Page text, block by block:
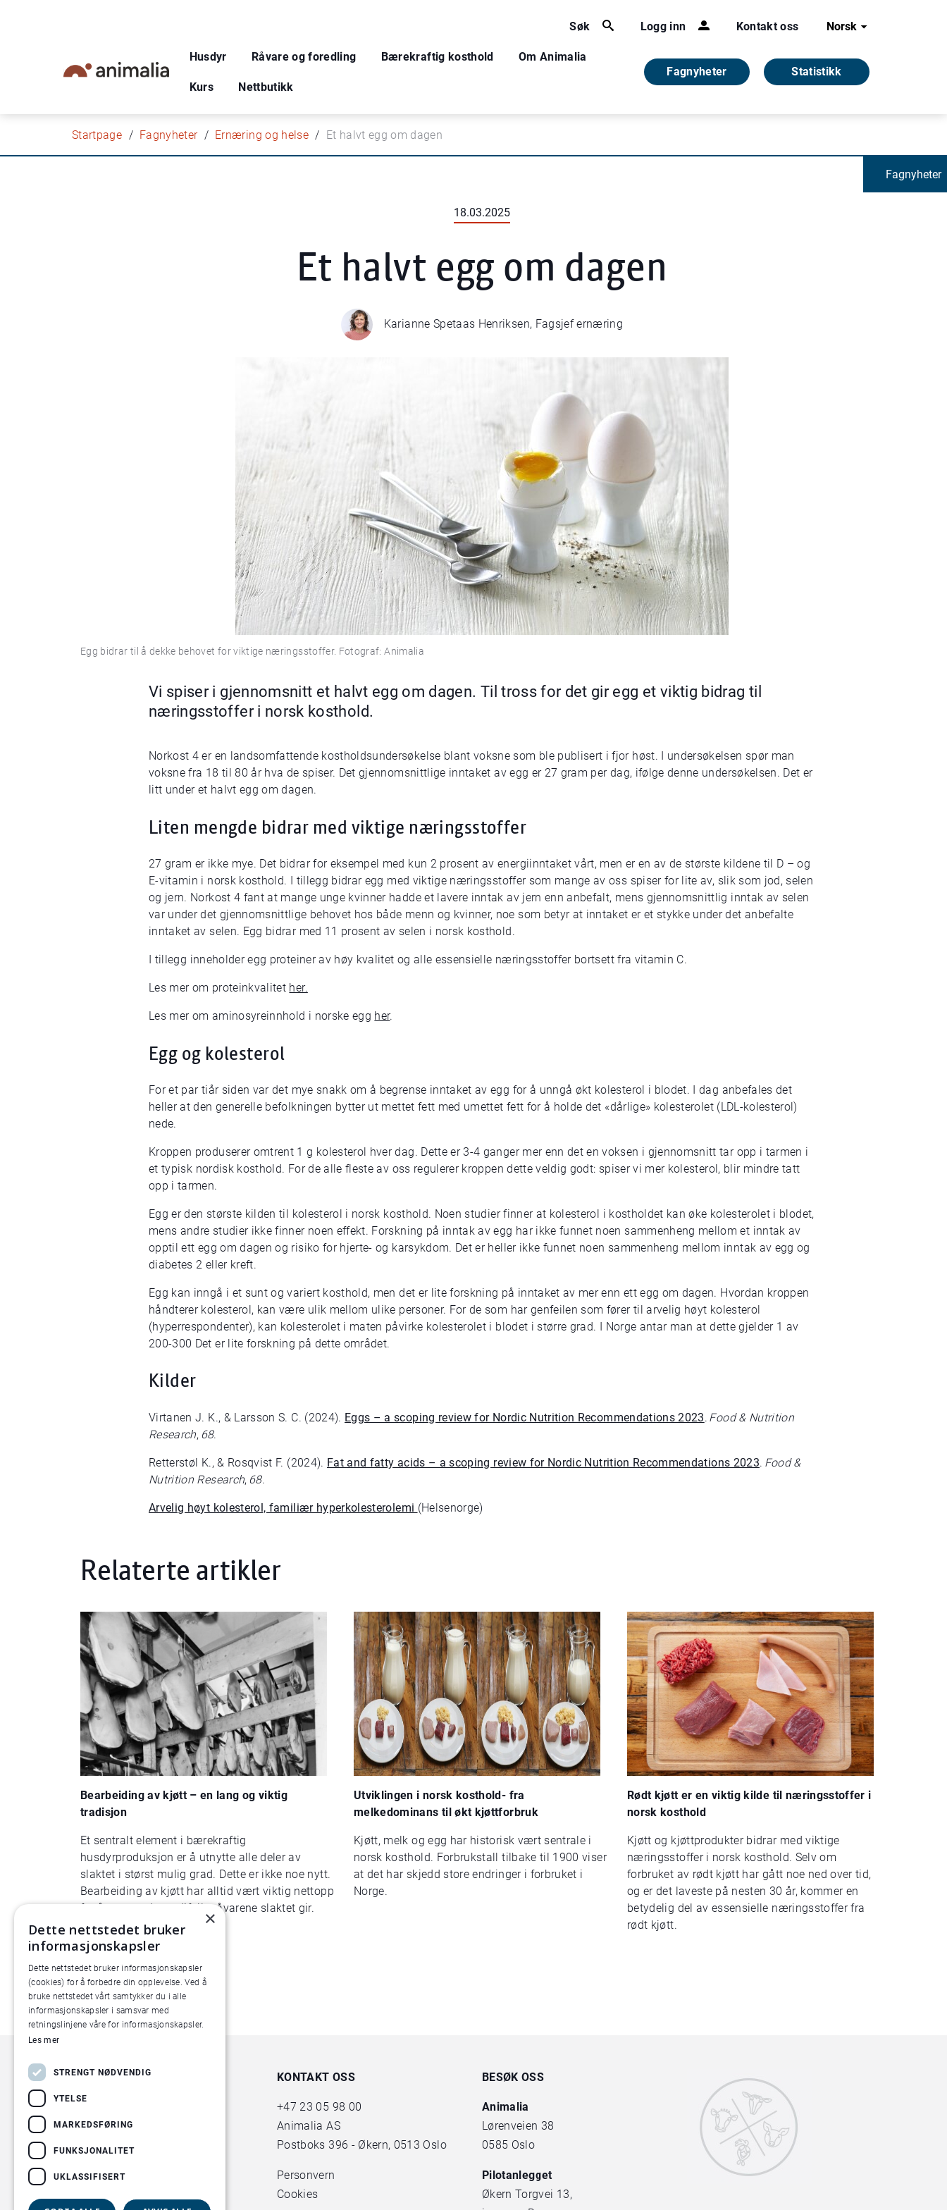
Søk Logg inn Kontakt oss Norsk
Husdyr Råvare og foredling Bærekraftig kosthold Om Animalia
Kurs Nettbutikk
Fagnyheter Statistikk
Startpage Fagnyheter Ernæring og helse Et halvt egg om dagen
Fagnyheter
18.03.2025
Et halvt egg om dagen
Karianne Spetaas Henriksen, Fagsjef ernæring
Egg bidrar til å dekke behovet for viktige næringsstoffer. Fotograf: Animalia
Vi spiser i gjennomsnitt et halvt egg om dagen. Til tross for det gir egg et viktig bidrag til
næringsstoffer i norsk kosthold.
Norkost 4 er en landsomfattende kostholdsundersøkelse blant voksne som ble publisert i fjor høst. I undersøkelsen spør man
voksne fra 18 til 80 år hva de spiser. Det gjennomsnittlige inntaket av egg er 27 gram per dag, ifølge denne undersøkelsen. Det er
litt under et halvt egg om dagen.
Liten mengde bidrar med viktige næringsstoffer
27 gram er ikke mye. Det bidrar for eksempel med kun 2 prosent av energiinntaket vårt, men er en av de største kildene til D – og
E-vitamin i norsk kosthold. I tillegg bidrar egg med viktige næringsstoffer som mange av oss spiser for lite av, slik som jod, selen
og jern. Norkost 4 fant at mange unge kvinner hadde et lavere inntak av jern enn anbefalt, mens gjennomsnittlig inntak av selen
var under det gjennomsnittlige behovet hos både menn og kvinner, noe som betyr at inntaket er et stykke under det anbefalte
inntaket av selen. Egg bidrar med 11 prosent av selen i norsk kosthold.
I tillegg inneholder egg proteiner av høy kvalitet og alle essensielle næringsstoffer bortsett fra vitamin C.
Les mer om proteinkvalitet her.
Les mer om aminosyreinnhold i norske egg her.
Egg og kolesterol
For et par tiår siden var det mye snakk om å begrense inntaket av egg for å unngå økt kolesterol i blodet. I dag anbefales det
heller at den generelle befolkningen bytter ut mettet fett med umettet fett for å holde det «dårlige» kolesterolet (LDL-kolesterol)
nede.
Kroppen produserer omtrent 1 g kolesterol hver dag. Dette er 3-4 ganger mer enn det en voksen i gjennomsnitt tar opp i tarmen i
et typisk nordisk kosthold. For de alle fleste av oss regulerer kroppen dette veldig godt: spiser vi mer kolesterol, blir mindre tatt
opp i tarmen.
Egg er den største kilden til kolesterol i norsk kosthold. Noen studier finner at kolesterol i kostholdet kan øke kolesterolet i blodet,
mens andre studier ikke finner noen effekt. Forskning på inntak av egg har ikke funnet noen sammenheng mellom et inntak av
opptil ett egg om dagen og risiko for hjerte- og karsykdom. Det er heller ikke funnet noen sammenheng mellom inntak av egg og
diabetes 2 eller kreft.
Egg kan inngå i et sunt og variert kosthold, men det er lite forskning på inntaket av mer enn ett egg om dagen. Hvordan kroppen
håndterer kolesterol, kan være ulik mellom ulike personer. For de som har genfeilen som fører til arvelig høyt kolesterol
(hyperrespondenter), kan kolesterolet i maten påvirke kolesterolet i blodet i større grad. I Norge antar man at dette gjelder 1 av
200-300 Det er lite forskning på dette området.
Kilder
Virtanen J. K., & Larsson S. C. (2024). Eggs – a scoping review for Nordic Nutrition Recommendations 2023. Food & Nutrition
Research, 68.
Retterstøl K., & Rosqvist F. (2024). Fat and fatty acids – a scoping review for Nordic Nutrition Recommendations 2023. Food &
Nutrition Research, 68.
Arvelig høyt kolesterol, familiær hyperkolesterolemi (Helsenorge)
Relaterte artikler
Bearbeiding av kjøtt – en lang og viktig
tradisjon
Et sentralt element i bærekraftig
husdyrproduksjon er å utnytte alle deler av
slaktet i størst mulig grad. Dette er ikke noe nytt.
Bearbeiding av kjøtt har alltid vært viktig nettopp
for å utnytte de verdifulle råvarene slaktet gir.
Utviklingen i norsk kosthold- fra
melkedominans til økt kjøttforbruk
Kjøtt, melk og egg har historisk vært sentrale i
norsk kosthold. Forbrukstall tilbake til 1900 viser
at det har skjedd store endringer i forbruket i
Norge.
Rødt kjøtt er en viktig kilde til næringsstoffer i
norsk kosthold
Kjøtt og kjøttprodukter bidrar med viktige
næringsstoffer i norsk kosthold. Selv om
forbruket av rødt kjøtt har gått noe ned over tid,
og er det laveste på nesten 30 år, kommer en
betydelig del av essensielle næringsstoffer fra
rødt kjøtt.
KONTAKT OSS
+47 23 05 98 00
Animalia AS
Postboks 396 - Økern, 0513 Oslo
Personvern
Cookies
BESØK OSS
Animalia
Lørenveien 38
0585 Oslo
Pilotanlegget
Økern Torgvei 13,
×
Dette nettstedet bruker
informasjonskapsler
Dette nettstedet bruker informasjonskapsler
(cookies) for å forbedre din opplevelse. Ved å
bruke nettstedet vårt samtykker du i alle
informasjonskapsler i samsvar med
retningslinjene våre for informasjonskapsler.
Les mer
STRENGT NØDVENDIG
YTELSE
MARKEDSFØRING
FUNKSJONALITET
UKLASSIFISERT